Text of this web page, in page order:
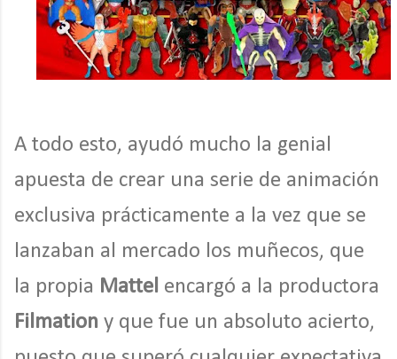
A todo esto, ayudó mucho la genial
apuesta de crear una serie de animación
exclusiva prácticamente a la vez que se
lanzaban al mercado los muñecos, que
la propia Mattel encargó a la productora
Filmation y que fue un absoluto acierto,